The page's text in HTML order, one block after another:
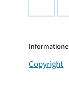
Copyright